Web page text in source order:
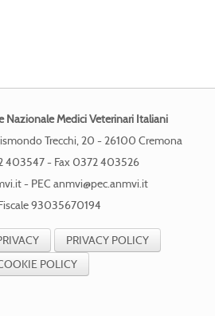
Nazionale Medici Veterinari Italiani
Trecchi, 20 - 26100 Cremona
403547 - Fax 0372 403526
- PEC anmvi@pec.anmvi.it
93035670194
PRIVACY POLICY
POLICY